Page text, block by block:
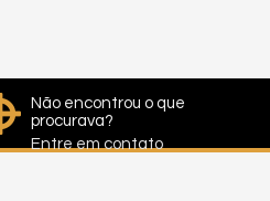
Não encontrou o que
procurava?
Entre em contato